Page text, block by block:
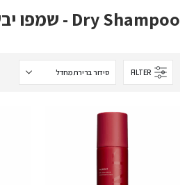
Dry Shampoo - שמפו יבש
FILTER